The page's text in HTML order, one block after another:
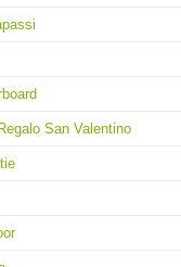
San Valentino